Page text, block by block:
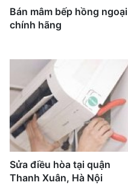
Bán mâm bếp hồng ngoại
chính hãng
Sửa điều hòa tại quận
Thanh Xuân, Hà Nội